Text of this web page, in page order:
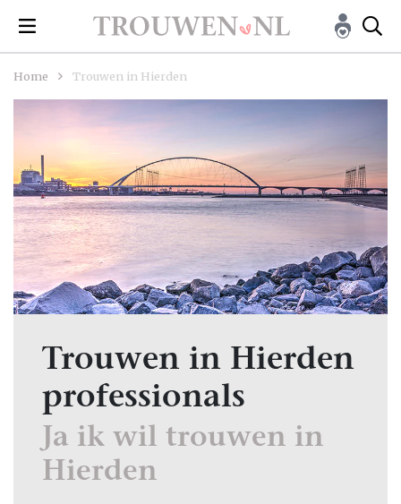
Home Trouwen in Hierden
Trouwen in Hierden
professionals
Ja ik wil trouwen in
Hierden